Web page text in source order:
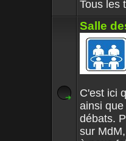
Tous les
Salle
C'est ici
ainsi
débats.
sur